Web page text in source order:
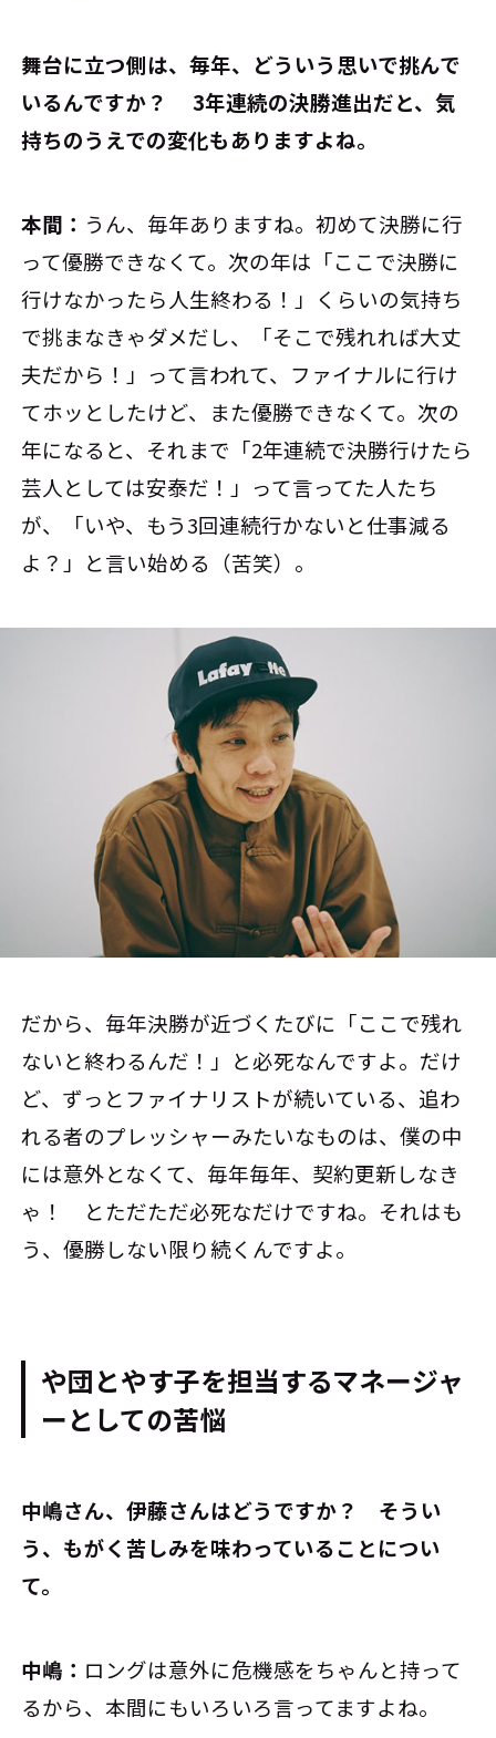
――舞台に立つ側は、毎年、どういう思いで挑んで
いるんですか？ 3年連続の決勝進出だと、気
持ちのうえでの変化もありますよね。
本間： うん、毎年ありますね。初めて決勝に行
って優勝できなくて。次の年は「ここで決勝に
行けなかったら人生終わる！」くらいの気持ち
で挑まなきゃダメだし、「そこで残れれば大丈
夫だから！」って言われて、ファイナルに行け
てホッとしたけど、また優勝できなくて。次の
年になると、それまで「2年連続で決勝行けたら
芸人としては安泰だ！」って言ってた人たち
が、「いや、もう3回連続行かないと仕事減る
よ？」と言い始める（苦笑）。
だから、毎年決勝が近づくたびに「ここで残れ
ないと終わるんだ！」と必死なんですよ。だけ
ど、ずっとファイナリストが続いている、追わ
れる者のプレッシャーみたいなものは、僕の中
には意外となくて、毎年毎年、契約更新しなき
ゃ！ とただただ必死なだけですね。それはも
う、優勝しない限り続くんですよ。
や団とやす子を担当するマネージャ
ーとしての苦悩
――中嶋さん、伊藤さんはどうですか？ そうい
う、もがく苦しみを味わっていることについ
て。
中嶋： ロングは意外に危機感をちゃんと持って
るから、本間にもいろいろ言ってますよね。